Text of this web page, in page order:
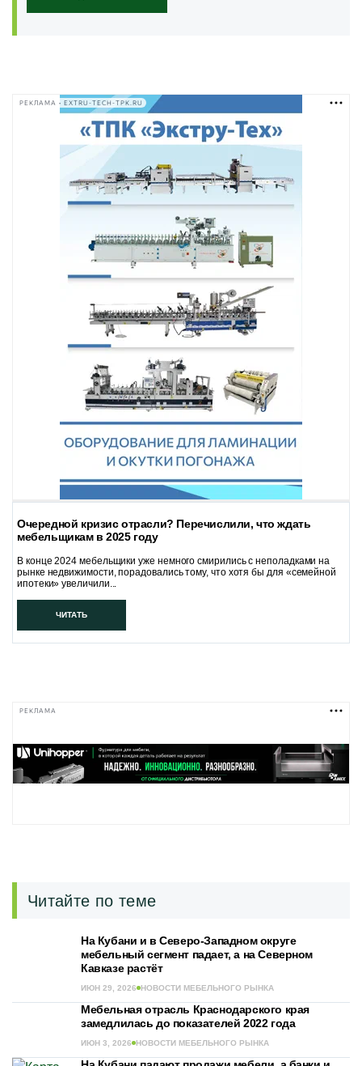
РЕКЛАМА • EXTRU-TECH-TPK.RU
Очередной кризис отрасли? Перечислили, что ждать
мебельщикам в 2025 году
В конце 2024 мебельщики уже немного смирились с неполадками на
рынке недвижимости, порадовались тому, что хотя бы для «семейной
ипотеки» увеличили...
ЧИТАТЬ
РЕКЛАМА
Читайте по теме
На Кубани и в Северо-Западном округе
мебельный сегмент падает, а на Северном
Кавказе растёт
ИЮН 29, 2026 НОВОСТИ МЕБЕЛЬНОГО РЫНКА
Мебельная отрасль Краснодарского края
замедлилась до показателей 2022 года
ИЮН 3, 2026 НОВОСТИ МЕБЕЛЬНОГО РЫНКА